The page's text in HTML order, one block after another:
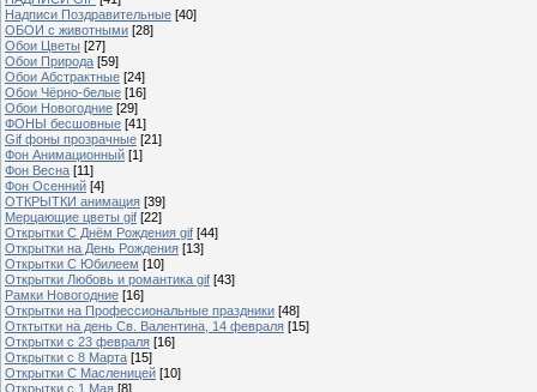
Надписи Поздравительные [40]
ОБОИ с животными [28]
Обои Цветы [27]
Обои Природа [59]
Обои Абстрактные [24]
Обои Чёрно-белые [16]
Обои Новогодние [29]
ФОНЫ бесшовные [41]
Gif фоны прозрачные [21]
Фон Анимационный [1]
Фон Весна [11]
Фон Осенний [4]
ОТКРЫТКИ анимация [39]
Мерцающие цветы gif [22]
Открытки С Днём Рождения gif [44]
Открытки на День Рождения [13]
Открытки С Юбилеем [10]
Открытки Любовь и романтика gif [43]
Рамки Новогодние [16]
Открытки на Профессиональные праздники [48]
Отктытки на день Св. Валентина, 14 февраля [15]
Открытки с 23 февраля [16]
Открытки с 8 Марта [15]
Открытки С Масленицей [10]
Открытки с 1 Мая [8]